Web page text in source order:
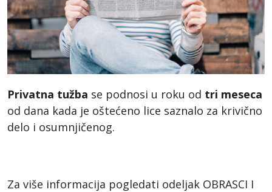
Privatna tužba se podnosi u roku od tri meseca
od dana kada je oštećeno lice saznalo za krivično
delo i osumnjičenog.
Za više informacija pogledati odeljak OBRASCI I